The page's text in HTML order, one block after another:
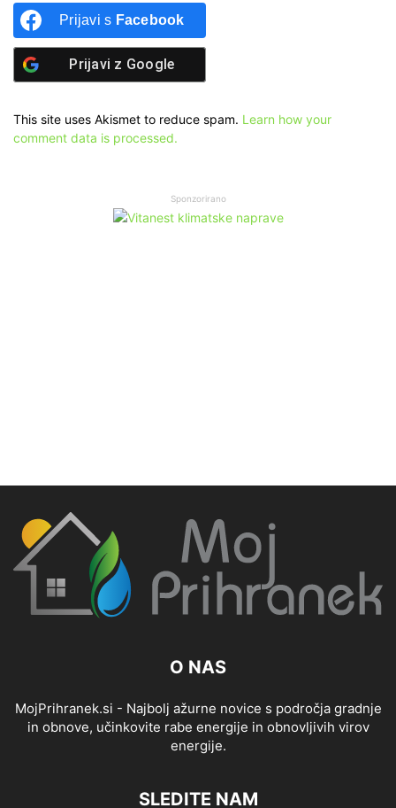
Prijavi s Facebook
Prijavi z Google
This site uses Akismet to reduce spam. Learn how your
comment data is processed.
Sponzorirano
O NAS
MojPrihranek.si - Najbolj ažurne novice s področja gradnje
in obnove, učinkovite rabe energije in obnovljivih virov
energije.
SLEDITE NAM